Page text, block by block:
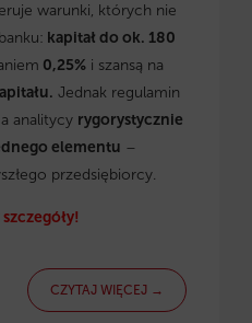
warunki, których nie
kapitał do ok. 180
0,25%i szansą na
Jednak regulamin
analitycy rygorystycznie
elementu –
przedsiębiorcy.
CZYTAJ WIĘCEJ →